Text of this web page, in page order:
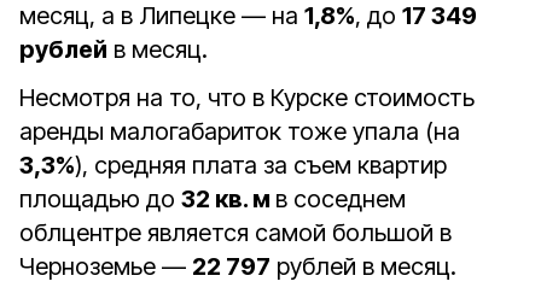
месяц, а в Липецке — на 1,8%, до 17 349
рублей в месяц.
Несмотря на то, что в Курске стоимость
аренды малогабариток тоже упала (на
3,3%), средняя плата за съем квартир
площадью до 32 кв. м в соседнем
облцентре является самой большой в
Черноземье — 22 797 рублей в месяц.